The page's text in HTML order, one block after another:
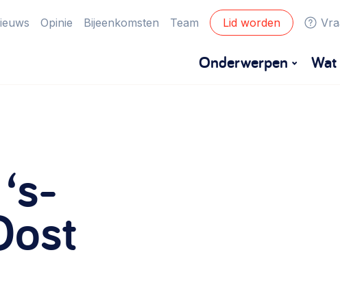
Opinie Bijeenkomsten Team Lid worden
Onderwerpen
Eigen gebouw
Huren of kopen, maatschappelijk vastgoed,
ontmoetingsplekken >